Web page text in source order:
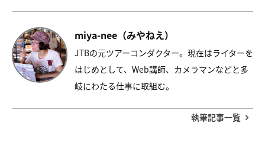
miya-nee（みやねえ）
JTBの元ツアーコンダクター。現在はライターを
はじめとして、Web講師、カメラマンなどと多
岐にわたる仕事に取組む。
執筆記事一覧